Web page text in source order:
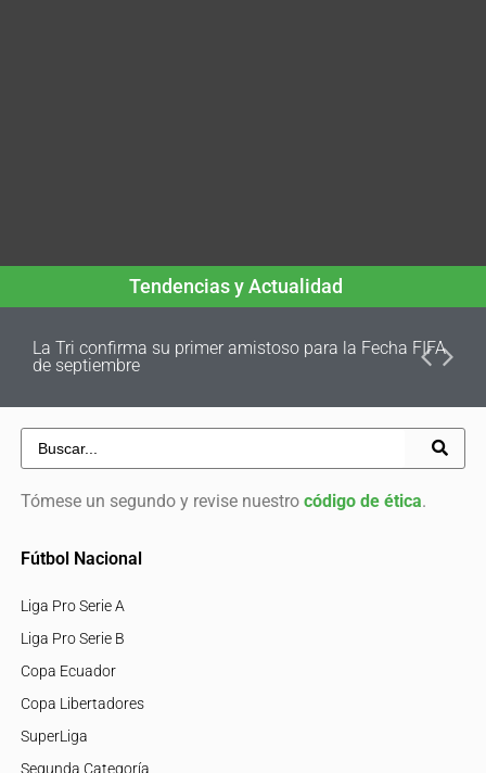
Tendencias y Actualidad
La Tri confirma su primer amistoso para la Fecha FIFA
de septiembre
Tómese un segundo y revise nuestro código de ética.
Fútbol Nacional
Liga Pro Serie A
Liga Pro Serie B
Copa Ecuador
Copa Libertadores
SuperLiga
Segunda Categoría